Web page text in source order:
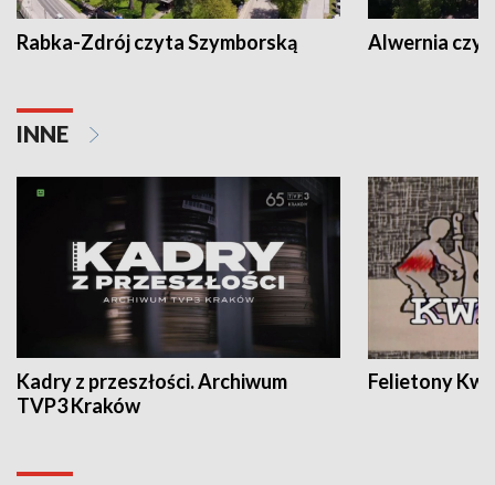
Rabka-Zdrój czyta Szymborską Alwernia
INNE
Kadry z przeszłości. Archiwum
TVP3 Kraków
Felietony